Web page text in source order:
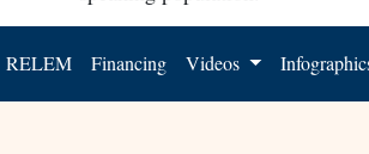
RELEM Financing Videos